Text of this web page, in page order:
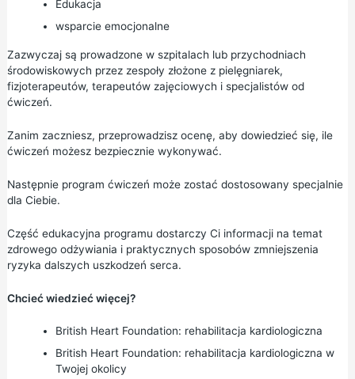
Edukacja
wsparcie emocjonalne
Zazwyczaj są prowadzone w szpitalach lub przychodniach
środowiskowych przez zespoły złożone z pielęgniarek,
fizjoterapeutów, terapeutów zajęciowych i specjalistów od
ćwiczeń.
Zanim zaczniesz, przeprowadzisz ocenę, aby dowiedzieć się, ile
ćwiczeń możesz bezpiecznie wykonywać.
Następnie program ćwiczeń może zostać dostosowany specjalnie
dla Ciebie.
Część edukacyjna programu dostarczy Ci informacji na temat
zdrowego odżywiania i praktycznych sposobów zmniejszenia
ryzyka dalszych uszkodzeń serca.
Chcieć wiedzieć więcej?
British Heart Foundation: rehabilitacja kardiologiczna
British Heart Foundation: rehabilitacja kardiologiczna w
Twojej okolicy